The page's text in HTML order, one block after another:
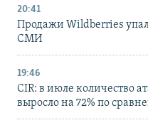
20:41
Продажи Wildberries
СМИ
19:46
CIR: в июле количество
выросло на 72% по